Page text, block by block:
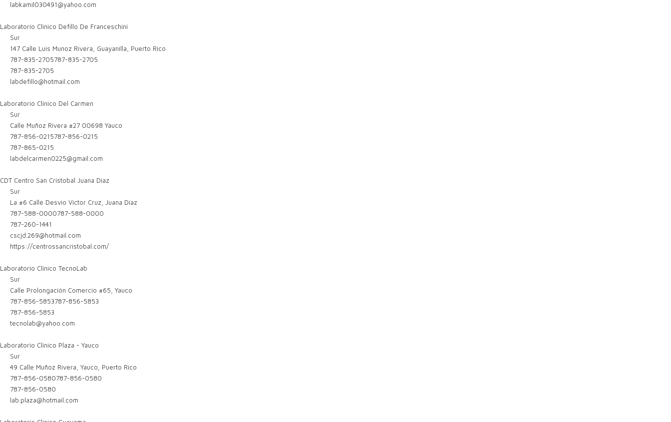
labkamil030491@yahoo.com
Laboratorio Clinico Defillo De Franceschini
Sur
147 Calle Luis Munoz Rivera, Guayanilla, Puerto Rico
787-835-2705787-835-2705
787-835-2705
labdefillo@hotmail.com
Laboratorio Clinico Del Carmen
Sur
Calle Muñoz Rivera #27 00698 Yauco
787-856-0215787-856-0215
787-865-0215
labdelcarmen0225@gmail.com
CDT Centro San Cristobal Juana Diaz
Sur
La #6 Calle Desvio Victor Cruz, Juana Díaz
787-588-0000787-588-0000
787-260-1441
cscjd.269@hotmail.com
https://centrossancristobal.com/
Laboratorio Clinico TecnoLab
Sur
Calle Prolongación Comercio #65, Yauco
787-856-5853787-856-5853
787-856-5853
tecnolab@yahoo.com
Laboratorio Clinico Plaza - Yauco
Sur
49 Calle Muñoz Rivera, Yauco, Puerto Rico
787-856-0580787-856-0580
787-856-0580
lab.plaza@hotmail.com